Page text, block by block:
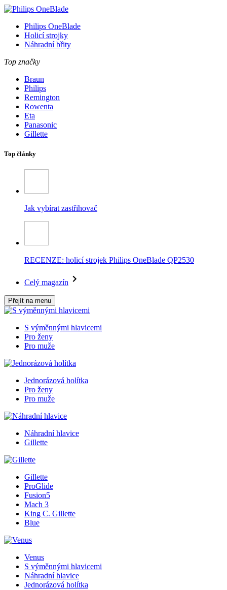
Philips OneBlade
Holicí strojky
Náhradní břity
Top značky
Braun
Philips
Remington
Rowenta
Eta
Panasonic
Gillette
Top články
Jak vybírat zastřihovač
RECENZE: holicí strojek Philips OneBlade QP2530
Celý magazín
Přejít na menu
S výměnnými hlavicemi
Pro ženy
Pro muže
Jednorázová holítka
Pro ženy
Pro muže
Náhradní hlavice
Gillette
Gillette
ProGlide
Fusion5
Mach 3
King C. Gillette
Blue
Venus
S výměnnými hlavicemi
Náhradní hlavice
Jednorázová holítka